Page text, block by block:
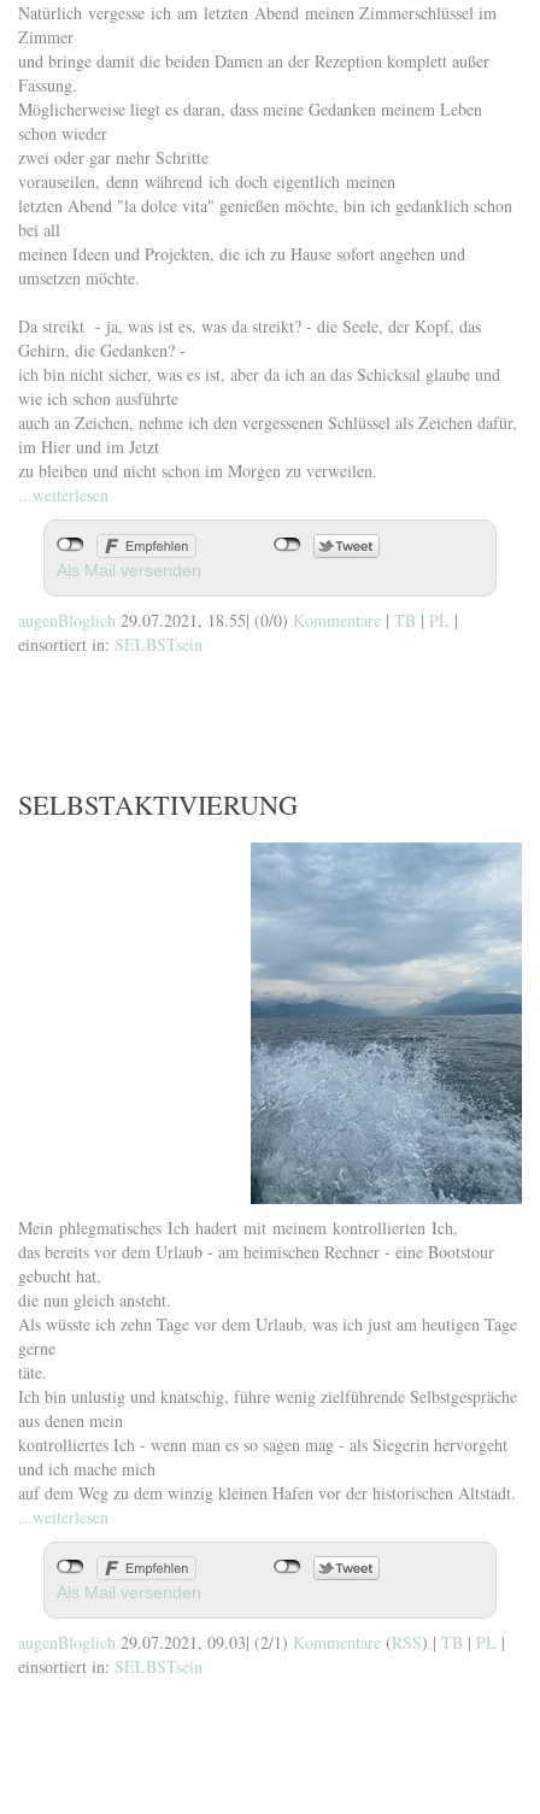
Natürlich vergesse ich am letzten Abend meinen Zimmerschlüssel im
Zimmer
und bringe damit die beiden Damen an der Rezeption komplett außer
Fassung.
Möglicherweise liegt es daran, dass meine Gedanken meinem Leben
schon wieder
zwei oder gar mehr Schritte
vorauseilen, denn während ich doch eigentlich meinen
letzten Abend "la dolce vita" genießen möchte, bin ich gedanklich schon
bei all
meinen Ideen und Projekten, die ich zu Hause sofort angehen und
umsetzen möchte.
Da streikt - ja, was ist es, was da streikt? - die Seele, der Kopf, das
Gehirn, die Gedanken? -
ich bin nicht sicher, was es ist, aber da ich an das Schicksal glaube und
wie ich schon ausführte
auch an Zeichen, nehme ich den vergessenen Schlüssel als Zeichen dafür,
im Hier und im Jetzt
zu bleiben und nicht schon im Morgen zu verweilen.
...weiterlesen
Als Mail versenden
augenBloglich 29.07.2021, 18.55| (0/0) Kommentare | TB | PL |
einsortiert in: SELBSTsein
SELBSTAKTIVIERUNG
Mein phlegmatisches Ich hadert mit meinem kontrollierten Ich,
das bereits vor dem Urlaub - am heimischen Rechner - eine Bootstour
gebucht hat,
die nun gleich ansteht.
Als wüsste ich zehn Tage vor dem Urlaub, was ich just am heutigen Tage
gerne
täte.
Ich bin unlustig und knatschig, führe wenig zielführende Selbstgespräche
aus denen mein
kontrolliertes Ich - wenn man es so sagen mag - als Siegerin hervorgeht
und ich mache mich
auf dem Weg zu dem winzig kleinen Hafen vor der historischen Altstadt.
...weiterlesen
Als Mail versenden
augenBloglich 29.07.2021, 09.03| (2/1) Kommentare (RSS) | TB | PL |
einsortiert in: SELBSTsein